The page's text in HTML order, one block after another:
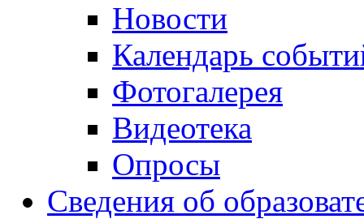
Новости
Календарь
Фотогалерея
Видеотека
Опросы
Сведения об